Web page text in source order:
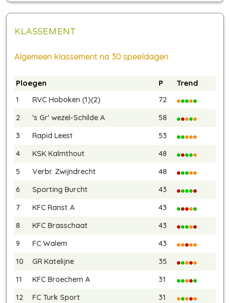
KLASSEMENT
Algemeen klassement na 30 speeldagen
Ploegen P
Trend
1
RVC Hoboken (1)(2)
72
2
's Gr' wezel-Schilde A
58
3
Rapid Leest
53
4
KSK Kalmthout
48
5
Verbr. Zwijndrecht
48
6
Sporting Burcht
43
7
KFC Ranst A
43
8
KFC Brasschaat
43
9
FC Walem
43
10
GR Katelijne
35
11
KFC Broechem A
31
12
FC Turk Sport
31